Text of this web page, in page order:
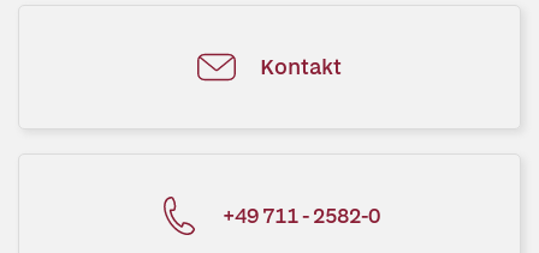
Kontakt
+49 711 - 2582-0